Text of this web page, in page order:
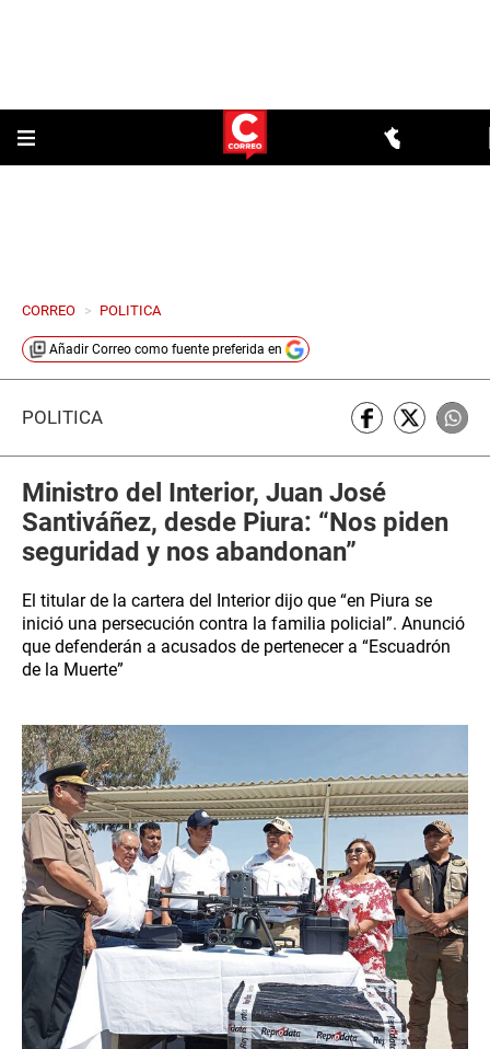
CORREO > POLITICA
Añadir Correo como fuente preferida en
POLÍTICA
Ministro del Interior, Juan José
Santiváñez, desde Piura: “Nos piden
seguridad y nos abandonan”
El titular de la cartera del Interior dijo que “en Piura se
inició una persecución contra la familia policial”. Anunció
que defenderán a acusados de pertenecer a “Escuadrón
de la Muerte”